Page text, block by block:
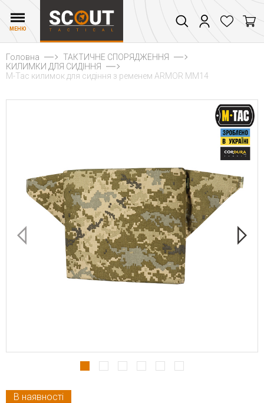
МЕНЮ
Головна
ТАКТИЧНЕ СПОРЯДЖЕННЯ
КИЛИМКИ ДЛЯ СИДІННЯ
M-Tac килимок для сидіння з ременем ARMOR MМ14
В наявності